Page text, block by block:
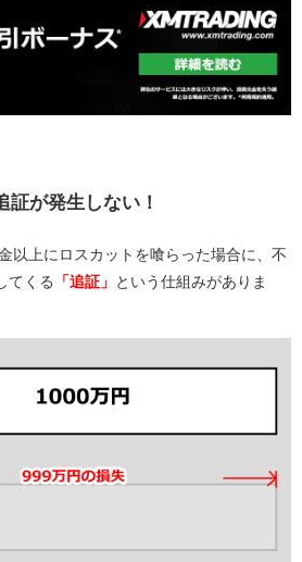
証が発生しない！
以上にロスカットを喰らった場合に、不
てくる
「追証」
という仕組みがありま